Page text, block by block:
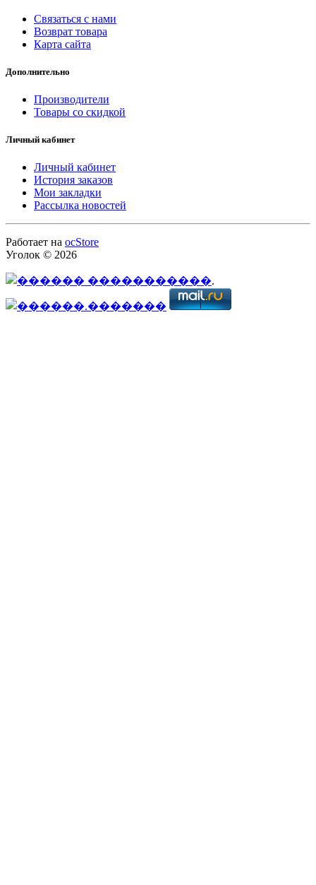
Связаться с нами
Возврат товара
Карта сайта
Дополнительно
Производители
Товары со скидкой
Личный кабинет
Личный кабинет
История заказов
Мои закладки
Рассылка новостей
Работает на ocStore
Уголок © 2026
.